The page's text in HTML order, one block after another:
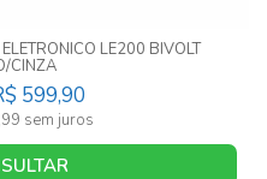
LE200 BIVOLT
CINZA
599,90
sem juros